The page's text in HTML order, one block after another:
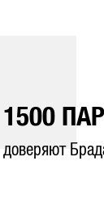
1500
доверяют